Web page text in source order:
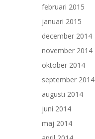
februari 2015
januari 2015
december 2014
november 2014
oktober 2014
september 2014
augusti 2014
juni 2014
maj 2014